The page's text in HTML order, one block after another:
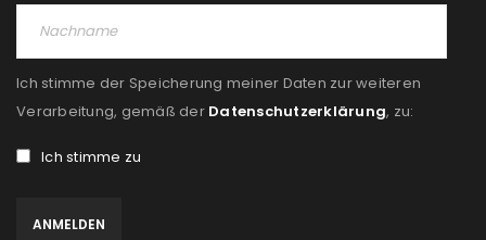
Ich stimme der Speicherung meiner Daten zur weiteren
Verarbeitung, gemäß der Datenschutzerklärung, zu:
Ich stimme zu